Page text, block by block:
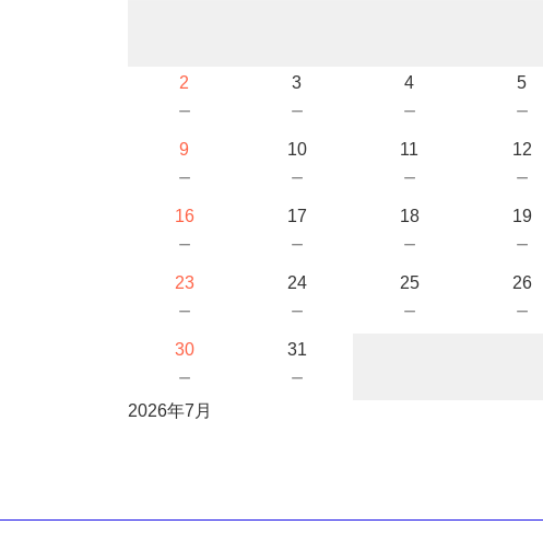
2
－
3
－
4
－
5
－
9
－
10
－
11
－
12
－
16
－
17
－
18
－
19
－
23
－
24
－
25
－
26
－
30
－
31
－
2026年7月